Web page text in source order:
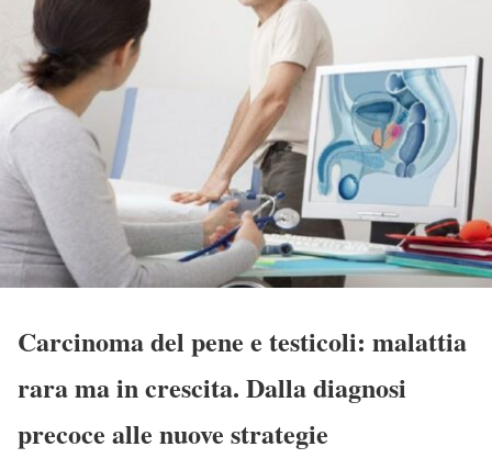
Carcinoma del pene e testicoli: malattia
rara ma in crescita. Dalla diagnosi
precoce alle nuove strategie